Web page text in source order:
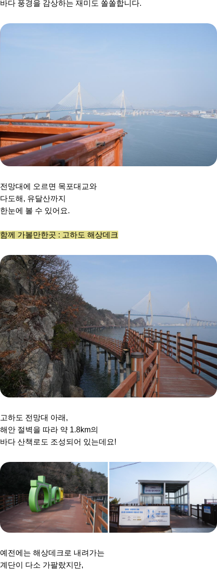
바다 풍경을 감상하는 재미도 쏠쏠합니다.
전망대에 오르면 목포대교와
다도해, 유달산까지
한눈에 볼 수 있어요.
함께 가볼만한곳 : 고하도 해상데크
고하도 전망대 아래,
해안 절벽을 따라 약 1.8km의
바다 산책로도 조성되어 있는데요!
예전에는 해상데크로 내려가는
계단이 다소 가팔랐지만,